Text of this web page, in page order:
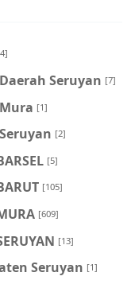
Seruyan [7]
[1]
[2]
[5]
[105]
[609]
[13]
Seruyan [1]